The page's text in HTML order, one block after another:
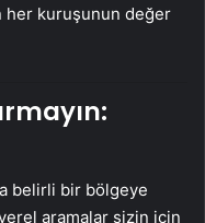
her kuruşunun değer
belirli bir bölgeye
aramalar sizin için